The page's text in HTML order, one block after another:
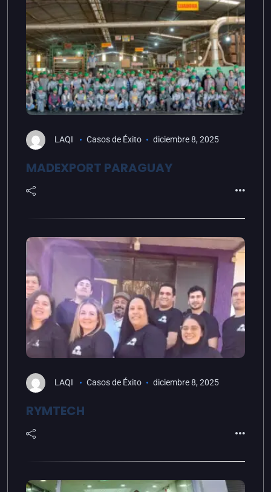
LAQI Casos de Éxito diciembre 8, 2025
MADEXPORT PARAGUAY
LAQI Casos de Éxito diciembre 8, 2025
RYMTECH